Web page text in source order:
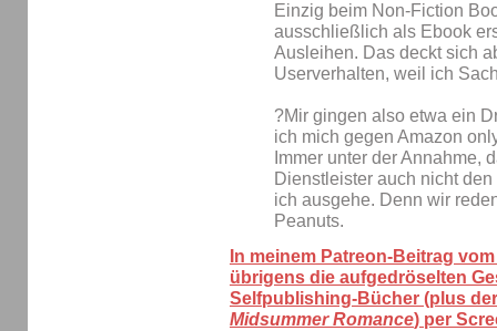
Einzig beim Non-Fiction
ausschließlich als Ebook
Ausleihen. Das deckt sich
Userverhalten, weil ich
?Mir gingen also etwa ein
ich mich gegen Amazon
Immer unter der Annahme,
Dienstleister auch nicht
ich ausgehe. Denn wir
Peanuts.
In meinem Patreon-Beitrag
übrigens die aufgedröselten
Selfpublishing-Bücher (plus
Midsummer Romance) per